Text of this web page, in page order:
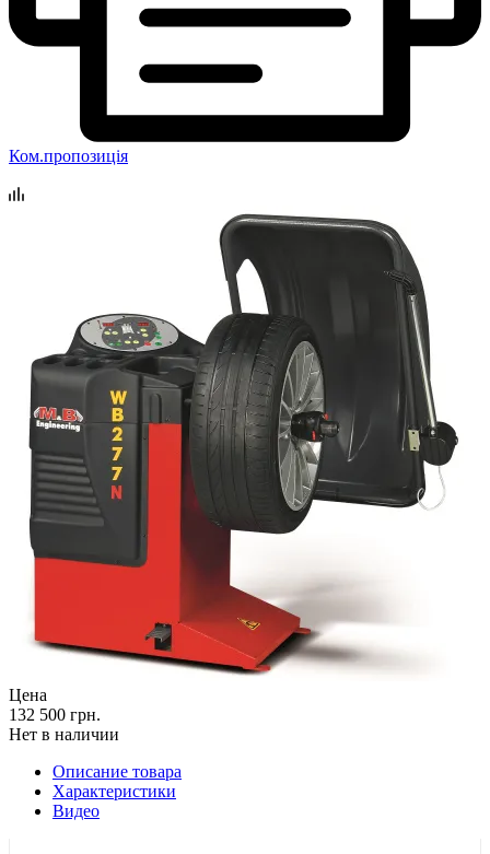
Ком.пропозиція
Цена
132 500 грн.
Нет в наличии
Описание товара
Характеристики
Видео